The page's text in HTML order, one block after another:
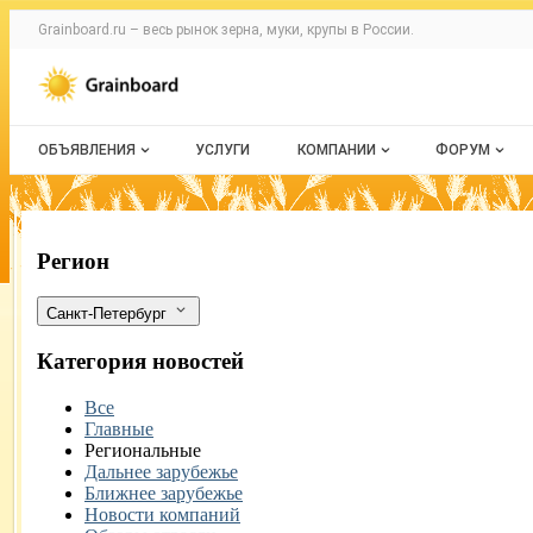
Раздел навигации по сайту
Grainboard.ru – весь рынок зерна, муки, крупы в России.
Авторизация и меню пользователя
Навигация по разделам сайта grainboard.ru
ОБЪЯВЛЕНИЯ
Все объявления
Мои объявления
УСЛУГИ КОМПАНИИ
О каталоге компаний
ФОРУМ
Все темы
За одни сутки в морском порту
Фильтры
Регион
Санкт-Петербург
Категория новостей
Все
Главные
Региональные
Дальнее зарубежье
Ближнее зарубежье
Новости компаний